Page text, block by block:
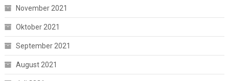
November 2021
Oktober 2021
September 2021
August 2021